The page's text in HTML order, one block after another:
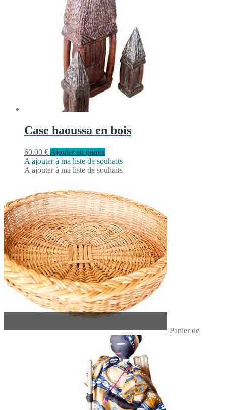
Case haoussa en bois
60.00 € Ajouter au panier
A ajouter à ma liste de souhaits
A ajouter à ma liste de souhaits
Panier de